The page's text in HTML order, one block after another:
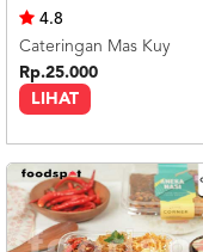
LIHAT
4.8
Cateringan Mas Kuy
Rp.25.000